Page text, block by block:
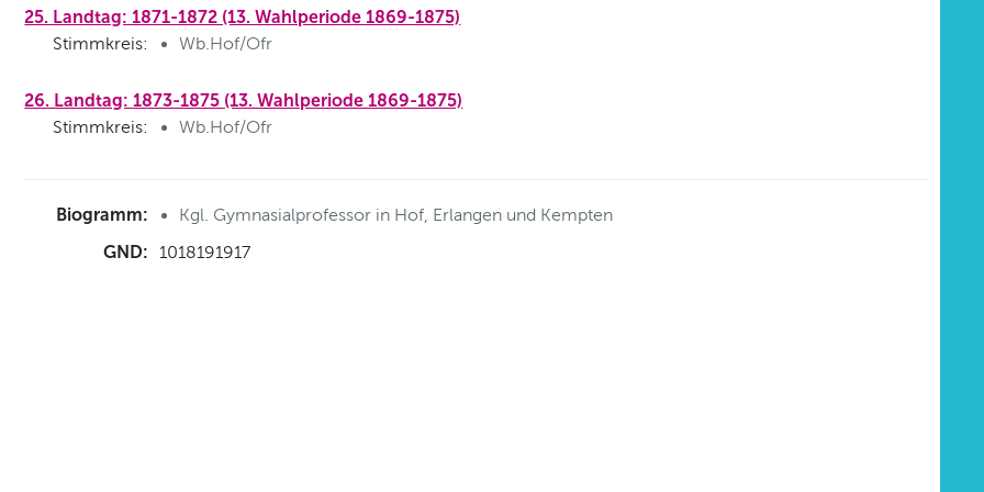
25. Landtag: 1871-1872 (13. Wahlperiode 1869-1875)
Stimmkreis: Wb.Hof/Ofr
26. Landtag: 1873-1875 (13. Wahlperiode 1869-1875)
Stimmkreis: Wb.Hof/Ofr
Biogramm: Kgl. Gymnasialprofessor in Hof, Erlangen und Kempten
GND: 1018191917